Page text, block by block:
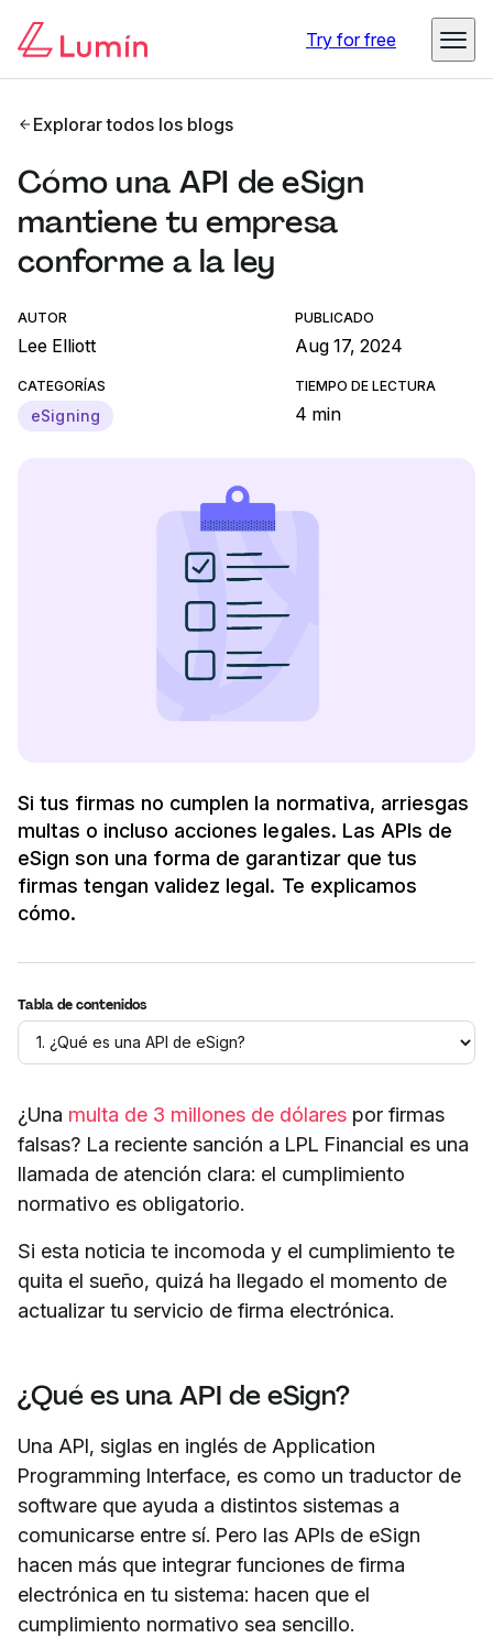
Try for free
Explorar todos los blogs
Cómo una API de eSign
mantiene tu empresa
conforme a la ley
AUTOR
Lee Elliott
PUBLICADO
Aug 17, 2024
CATEGORÍAS
eSigning
TIEMPO DE LECTURA
4 min
Si tus firmas no cumplen la normativa, arriesgas
multas o incluso acciones legales. Las APIs de
eSign son una forma de garantizar que tus
firmas tengan validez legal. Te explicamos
cómo.
Tabla de contenidos
¿Una multa de 3 millones de dólares por firmas
falsas? La reciente sanción a LPL Financial es una
llamada de atención clara: el cumplimiento
normativo es obligatorio.
Si esta noticia te incomoda y el cumplimiento te
quita el sueño, quizá ha llegado el momento de
actualizar tu servicio de firma electrónica.
¿Qué es una API de eSign?
Una API, siglas en inglés de Application
Programming Interface, es como un traductor de
software que ayuda a distintos sistemas a
comunicarse entre sí. Pero las APIs de eSign
hacen más que integrar funciones de firma
electrónica en tu sistema: hacen que el
cumplimiento normativo sea sencillo.